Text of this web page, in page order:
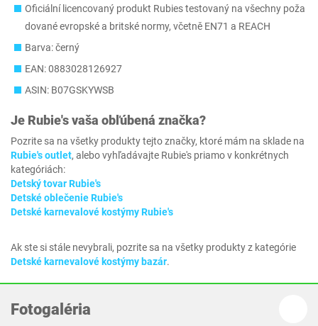
Oficiální licencovaný produkt Rubies testovaný na všechny poža
dované evropské a britské normy, včetně EN71 a REACH
Barva: černý
EAN: 0883028126927
ASIN: B07GSKYWSB
Je Rubie'svaša obľúbená značka?
Pozrite sa na všetky produkty tejto značky, ktoré mám na sklade na
Rubie's outlet, alebo vyhľadávajte Rubie's priamo v konkrétnych
kategóriách:
Detský tovar Rubie's
Detské oblečenie Rubie's
Detské karnevalové kostýmy Rubie's
Ak ste si stále nevybrali, pozrite sa na všetky produkty z kategórie
Detské karnevalové kostýmy bazár.
Fotogaléria